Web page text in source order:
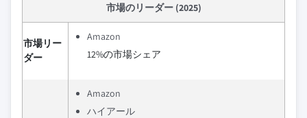
市場のリーダー (2025)
市場リー
ダー
Amazon
12%の市場シェア
Amazon
ハイアール